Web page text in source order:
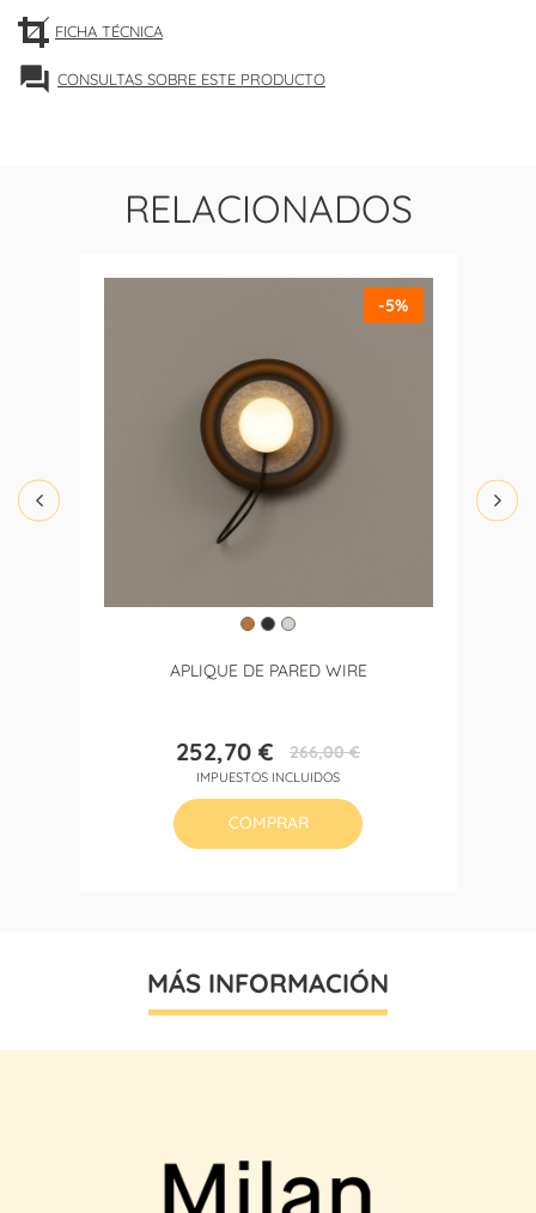
FICHA TÉCNICA
forum CONSULTAS SOBRE ESTE PRODUCTO
RELACIONADOS
APLIQUE DE PARED WIRE
Precio
252,70 €Precio
base
266,00 €
IMPUESTOS INCLUIDOS
-5%
COMPRAR
MÁS INFORMACIÓN